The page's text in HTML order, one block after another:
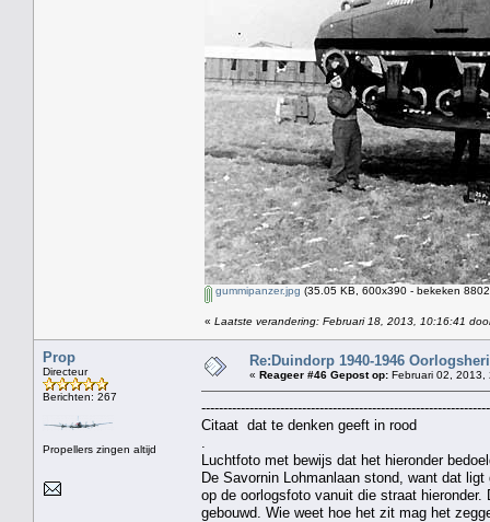
gummipanzer.jpg (35.05 KB, 600x390 - bekeken
« Laatste verandering: Februari 18, 2013, 10:16:41
Prop
Directeur
Berichten: 267
Propellers zingen altijd
Re:Duindorp 1940-1946
« Reageer #46 Gepost op: Februari 02, 2013,
Citaat dat te denken geeft in rood
Luchtfoto met bewijs dat het hieronder
De Savornin Lohmanlaan stond, want dat
op de oorlogsfoto vanuit die straat
gebouwd. Wie weet hoe het zit mag het